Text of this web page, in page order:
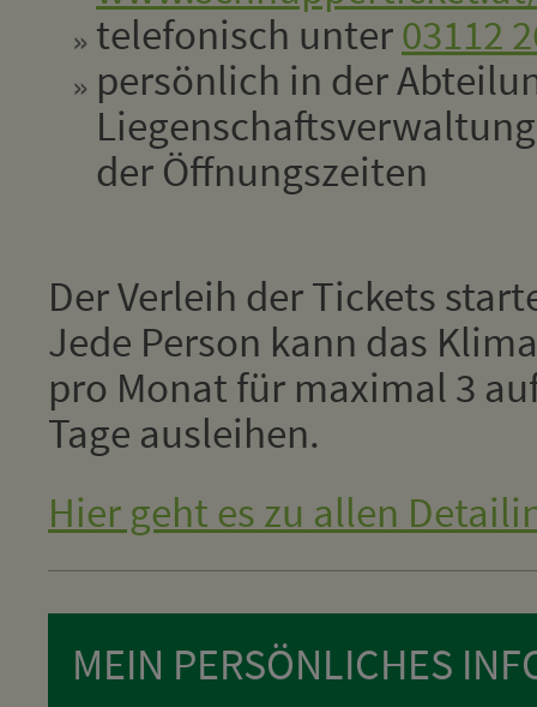
telefonisch unter03112
persönlich in der
der Öffnungszeiten
Der Verleih der Tickets
Jede Person kann das
pro Monat für maximal 3
Tage ausleihen.
Hier geht es zu allen
MEIN PERSÖNLICHES